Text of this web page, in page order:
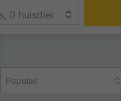
Populair